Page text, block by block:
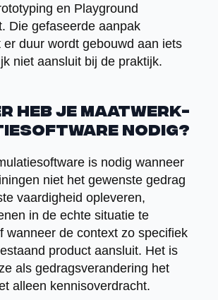
en Playground
Die gefaseerde aanpak
er duur wordt gebouwd aan iets
niet aansluit bij de praktijk.
heb je maatwerk-
nodig?
is nodig wanneer
niet het gewenste gedrag
vaardigheid opleveren,
in de echte situatie te
wanneer de context zo specifiek
product aansluit. Het is
als gedragsverandering het
alleen kennisoverdracht.